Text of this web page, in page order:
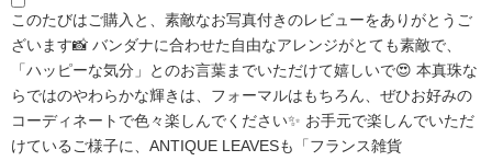
このたびはご購入と、素敵なお写真付きのレビューをありがとうご
ざいます📸 バンダナに合わせた自由なアレンジがとても素敵で、
「ハッピーな気分」とのお言葉までいただけて嬉しいで😍 本真珠な
らではのやわらかな輝きは、フォーマルはもちろん、ぜひお好みの
コーディネートで色々楽しんでください✨ お手元で楽しんでいただ
けているご様子に、ANTIQUE LEAVESも「フランス雑貨